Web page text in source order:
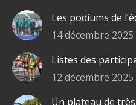
Les podiums de
14 décembre 2025
Listes des
12 décembre 2025
Un plateau de